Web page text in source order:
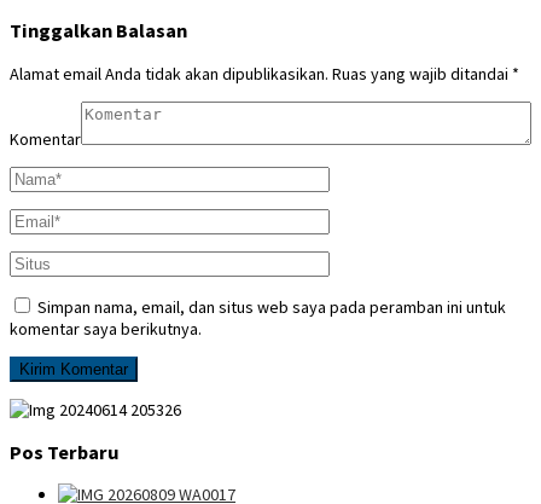
Tinggalkan Balasan
Alamat email Anda tidak akan dipublikasikan. Ruas yang wajib ditandai *
Komentar
Simpan nama, email, dan situs web saya pada peramban ini untuk
komentar saya berikutnya.
Pos Terbaru